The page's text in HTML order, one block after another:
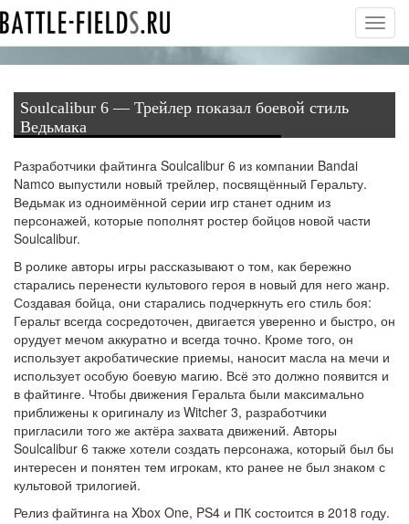
Soulcalibur 6 — Трейлер показал боевой стиль
Ведьмака
Разработчики файтинга Soulcalibur 6 из компании Bandai
Namco выпустили новый трейлер, посвящённый Геральту.
Ведьмак из одноимённой серии игр станет одним из
персонажей, которые пополнят ростер бойцов новой части
Soulcalibur.
В ролике авторы игры рассказывают о том, как бережно
старались перенести культового героя в новый для него жанр.
Создавая бойца, они старались подчеркнуть его стиль боя:
Геральт всегда сосредоточен, двигается уверенно и быстро, он
орудует мечом аккуратно и всегда точно. Кроме того, он
использует акробатические приемы, наносит масла на мечи и
использует особую боевую магию. Всё это должно появится и
в файтинге. Чтобы движения Геральта были максимально
приближены к оригиналу из Witcher 3, разработчики
пригласили того же актёра захвата движений. Авторы
Soulcalibur 6 также хотели создать персонажа, который был бы
интересен и понятен тем игрокам, кто ранее не был знаком с
культовой трилогией.
Релиз файтинга на Xbox One, PS4 и ПК состоится в 2018 году.